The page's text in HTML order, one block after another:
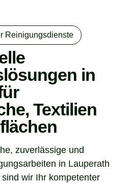
Reinigungsdienste
in
Textilien
zuverlässige und
in Lauperath
wir Ihr kompetenter